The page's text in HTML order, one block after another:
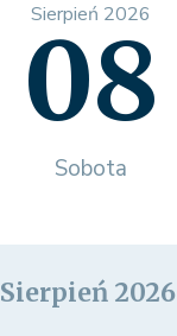
Sierpień 2026
08
Sobota
Sierpień 2026